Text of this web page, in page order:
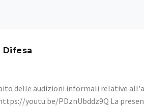
Difesa
delle audizioni informali relative
youtu.be/PDznUbddz9Q La